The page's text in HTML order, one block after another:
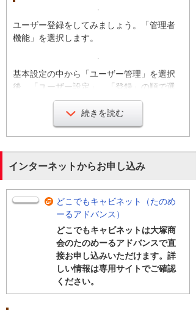
ユーザー登録をしてみましょう。「管理者
機能」を選択します。
基本設定の中から「ユーザー管理」を選択
後、「ユーザー設定」、「登録」の順で選
択します。
ユーザー情報の入力画面が表示されます。
完了です。
次に「キャビネット」を作ってみましょ
う。「管理者機能」を選択します。
「キャビネット管理」の中から「キャビネ
ット設定」を選択します。「登録」を選択
続きを読む
インターネットからお申し込み
どこでもキャビネット（たのめ
ーるアドバンス）
どこでもキャビネットは大塚商
会のたのめーるアドバンスで直
接お申し込みいただけます。詳
しい情報は専用サイトでご確認
ください。